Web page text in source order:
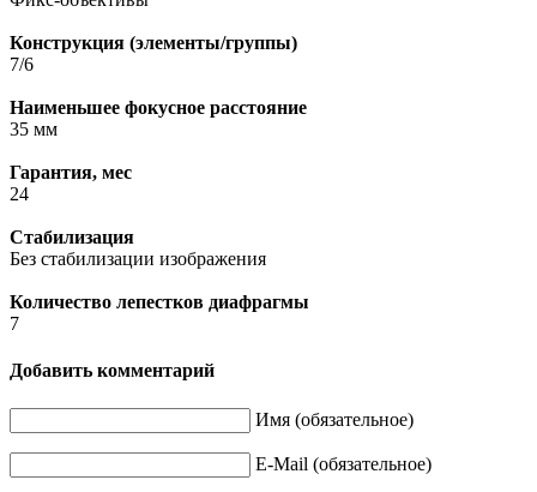
Конструкция (элементы/группы)
7/6
Наименьшее фокусное расстояние
35 мм
Гарантия, мес
24
Стабилизация
Без стабилизации изображения
Количество лепестков диафрагмы
7
Добавить комментарий
Имя (обязательное)
E-Mail (обязательное)